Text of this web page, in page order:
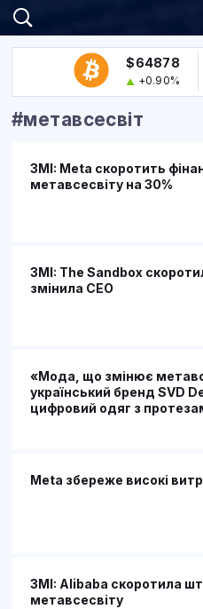
$64878
+0.90%
#метавсесвіт
ЗМІ: Meta скоротить
метавсесвіту на 30%
ЗМІ: The Sandbox
змінила CEO
«Мода, що змінює
український бренд SVD
цифровий одяг з
Meta збереже високі
ЗМІ: Alibaba скоротила
метавсесвіту